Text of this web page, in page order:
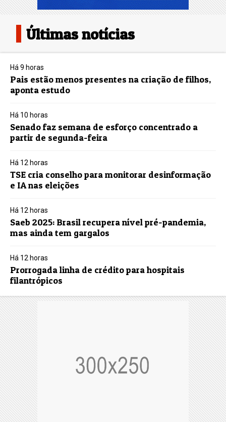
Últimas notícias
Há 9 horas
Pais estão menos presentes na criação de filhos,
aponta estudo
Há 10 horas
Senado faz semana de esforço concentrado a
partir de segunda-feira
Há 12 horas
TSE cria conselho para monitorar desinformação
e IA nas eleições
Há 12 horas
Saeb 2025: Brasil recupera nível pré-pandemia,
mas ainda tem gargalos
Há 12 horas
Prorrogada linha de crédito para hospitais
filantrópicos